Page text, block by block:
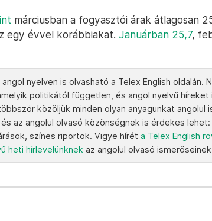
márciusban a fogyasztói árak átlagosan
egy évvel korábbiakat. Januárban 25,7,
angol nyelven is olvasható a Telex English oldalán.
politikától független, és angol nyelvű híreket
közöljük minden olyan anyagunkat angolul
az angolul olvasó közönségnek is érdekes lehet:
színes riportok. Vigye hírét a Telex English
heti hírlevelünknek az angolul olvasó